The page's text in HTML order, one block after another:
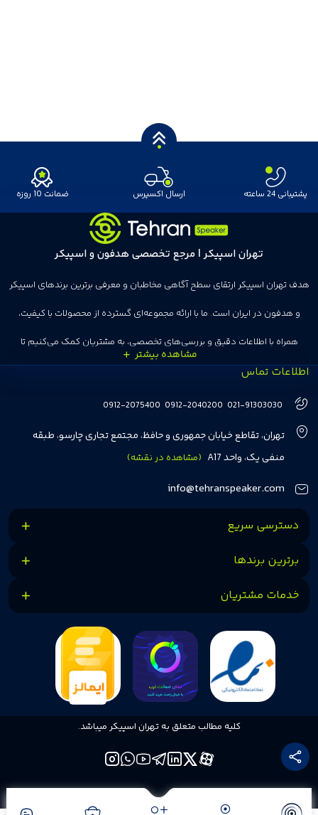
پشتیبانی 24 ساعته ارسال اکسپرس ضمانت 10 روزه
تهران اسپیکر | مرجع تخصصی هدفون و اسپیکر
هدف تهران اسپیکر ارتقای سطح آگاهی مخاطبان و معرفی برترین برندهای اسپیکر
و هدفون در ایران است. ما با ارائه مجموعه‌ای گسترده از محصولات با کیفیت،
همراه با اطلاعات دقیق و بررسی‌های تخصصی، به مشتریان کمک می‌کنیم تا
انتخاب‌های درست و هوشمندانه‌ای داشته باشند. تهران اسپیکر با تجربه‌ای بیش از
هفت سال در این زمینه، بر ایجاد تجربه خریدی آسان، سریع و مطمئن تمرکز دارد تا
مشتریان بتوانند با خیالی آسوده از انتخاب خود لذت ببرند. ما به رضایت و اعتماد
مشتریان اهمیت می‌دهیم و همواره در تلاشیم تا بهترین‌ها را برای آن‌ها فراهم
کنیم.
اطلاعات تماس
021-91303030
0912-2040200
0912-2075400
تهران، تقاطع خیابان جمهوری و حافظ، مجتمع تجاری چارسو، طبقه
منفی یک، واحد A17
(مشاهده در نقشه)
info@tehranspeaker.com
دسترسی سریع
برترین برندها
خدمات مشتریان
کلیه مطالب متعلق به تهران اسپیکر میباشد.